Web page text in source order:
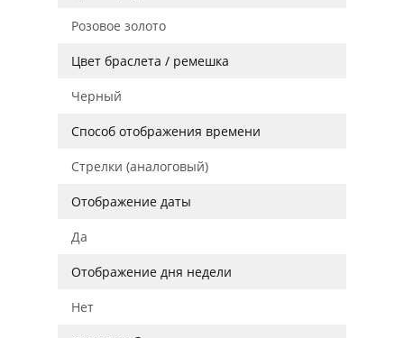
Розовое золото
Цвет браслета / ремешка
Черный
Способ отображения времени
Стрелки (аналоговый)
Отображение даты
Да
Отображение дня недели
Нет